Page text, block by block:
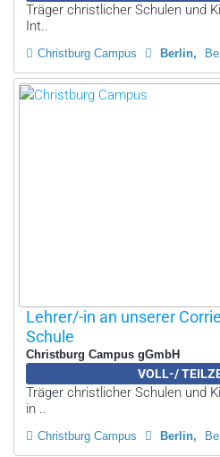
Träger christlicher Schulen und
Int..
Christburg Campus Berlin
Lehrer/-in an unserer
Schule
Christburg Campus gGmbH
VOLL-/
Träger christlicher Schulen und
in ..
Christburg Campus Berlin